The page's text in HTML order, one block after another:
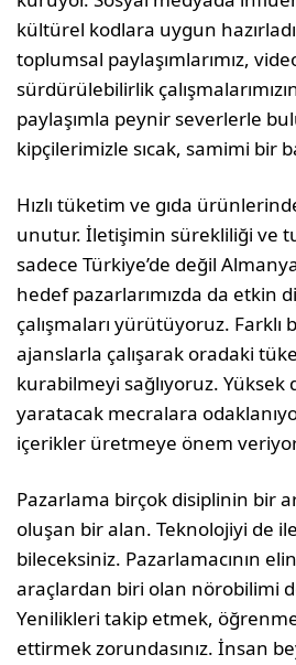
kültürel kodlara uygun
toplumsal paylaşımlarımız,
sürdürülebilirlik
paylaşımla peynir severlerle
kipçilerimizle sıcak, samimi bir
Hızlı tüketim ve gıda
unutur. İletişimin sürekliliği ve
sadece Türkiye’de değil
hedef pazarlarımızda da etkin
çalışmaları yürütüyoruz. Farklı
ajanslarla çalışarak oradaki
kurabilmeyi sağlıyoruz. Yüksek
yaratacak mecralara
içerikler üretmeye önem
Pazarlama birçok disiplinin bir
oluşan bir alan. Teknolojiyi de
bileceksiniz. Pazarlamacının
araçlardan biri olan nörobilimi
Yenilikleri takip etmek,
ettirmek zorundasınız. İnsan